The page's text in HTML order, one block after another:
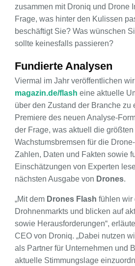
zusammen mit Droniq und Drone
Frage, was hinter den Kulissen
beschäftigt Sie? Was wünschen
sollte keinesfalls passieren?
Fundierte Analysen
Viermal im Jahr veröffentlichen
magazin.de/flash eine aktuelle
über den Zustand der Branche zu
Premiere des neuen Analyse-
der Frage, was aktuell die größten
Wachstumsbremsen für die
Zahlen, Daten und Fakten sowie
Einschätzungen von Experten
nächsten Ausgabe von Drones.
„Mit dem Drones Flash fühlen wir
Drohnenmarkts und blicken auf
sowie Herausforderungen“,
CEO von Droniq. „Dabei nutzen
als Partner für Unternehmen und
aktuelle Stimmungslage